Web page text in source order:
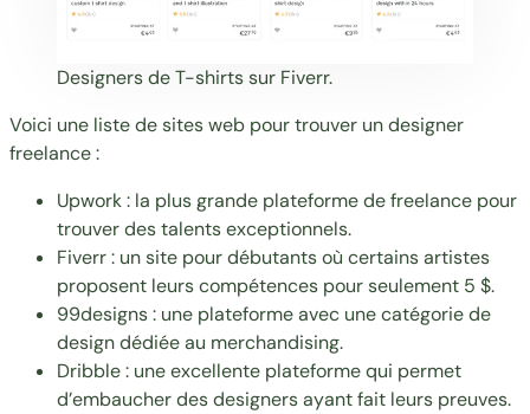
Designers de T-shirts sur Fiverr.
Voici une liste de sites web pour trouver un designer
freelance :
Upwork: la plus grande plateforme de freelance pour
trouver des talents exceptionnels.
Fiverr: un site pour débutants où certains artistes
proposent leurs compétences pour seulement 5 $.
99designs: une plateforme avec une catégorie de
design dédiée au merchandising.
Dribble: une excellente plateforme qui permet
d’embaucher des designers ayant fait leurs preuves.